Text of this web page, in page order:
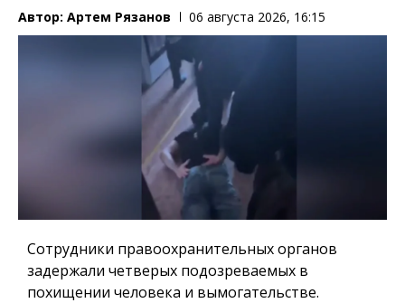
Автор: Артем Рязанов 06 августа 2026, 16:15
Сотрудники правоохранительных органов
задержали четверых подозреваемых в
похищении человека и вымогательстве.